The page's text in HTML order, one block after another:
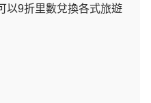
以9折里數兌換各式旅遊